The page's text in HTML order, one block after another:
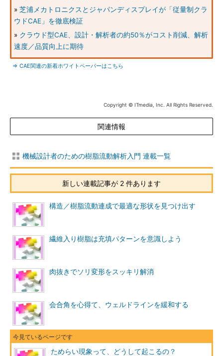
» 芝浦メカトロニクスとジャパンディスプレイが「従量制クラ
ウドCAE」を徹底検証
» クラウド型CAE、設計・解析者の約50％がコスト削減、解析
速度／品質向上に期待
⇒ CAE関連の新着ホワイトペーパーはこちら
Copyright © ITmedia, Inc. All Rights Reserved.
関連情報
機械設計者のための樹脂流動解析入門 連載一覧
新しい連載記事が 2 件あります
構造／樹脂流動連成で最適な形状を見つけ出す
繊維入り樹脂は充填パターンを意識しよう
肉抜きでソリ変形をスッキリ解消
会合角を心得て、ウェルドラインを緩和する
ためらい現象って、どうして起こるの？